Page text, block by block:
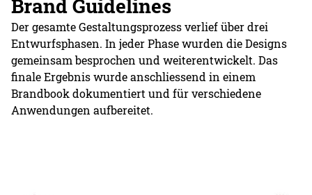
Brand Guidelines
Der gesamte Gestaltungsprozess verlief über drei
Entwurfsphasen. In jeder Phase wurden die Designs
gemeinsam besprochen und weiterentwickelt. Das
finale Ergebnis wurde anschliessend in einem
Brandbook dokumentiert und für verschiedene
Anwendungen aufbereitet.